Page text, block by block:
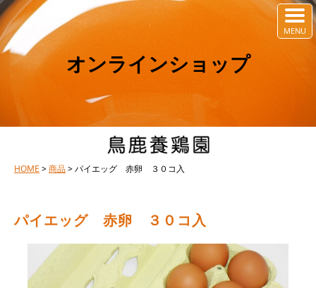
オンラインショップ
HOME >商品> パイエッグ 赤卵 ３０コ入
パイエッグ 赤卵 ３０コ入